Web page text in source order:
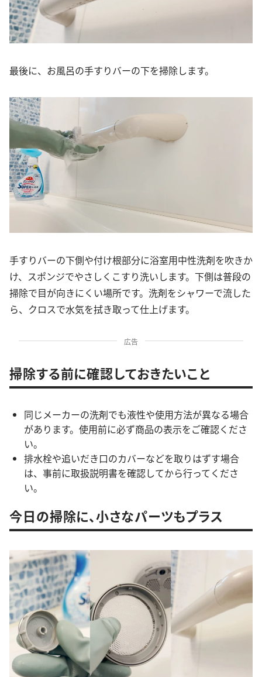
最後に、お風呂の手すりバーの下を掃除します。
手すりバーの下側や付け根部分に浴室用中性洗剤を吹きか
け、スポンジでやさしくこすり洗いします。下側は普段の
掃除で目が向きにくい場所です。洗剤をシャワーで流した
ら、クロスで水気を拭き取って仕上げます。
広告
掃除する前に確認しておきたいこと
同じメーカーの洗剤でも液性や使用方法が異なる場合
があります。使用前に必ず商品の表示をご確認くださ
い。
排水栓や追いだき口のカバーなどを取りはずす場合
は、事前に取扱説明書を確認してから行ってくださ
い。
今日の掃除に、小さなパーツもプラス